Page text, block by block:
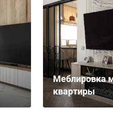
Меблировка
квартиры